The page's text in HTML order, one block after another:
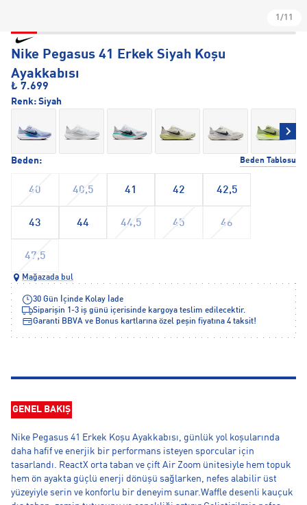
1/11
Nike Pegasus 41 Erkek Siyah Koşu
Ayakkabısı
₺ 7.699
Beden: Beden Tablosu
40 40,5 41 42 42,5
43 44 44,5 45 46
47,5
Renk: Siyah
Mağazada bul
30 Gün İçinde Kolay İade
Siparişin 1-3 iş günü içerisinde kargoya teslim edilecektir.
Garanti BBVA ve Bonus kartlarına özel peşin fiyatına 4 taksit!
GENEL BAKIŞ
Nike Pegasus 41 Erkek Koşu Ayakkabısı, günlük yol koşularında
daha hafif ve enerjik bir performans isteyen sporcular için
tasarlandı. ReactX orta taban ve çift Air Zoom ünitesiyle hem topuk
hem ön ayakta güçlü enerji dönüşü sağlarken, nefes alabilir üst
yüzeyiyle serin ve konforlu bir deneyim sunar.Waffle desenli kauçuk